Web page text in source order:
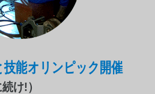
技能オリンピック開催
け!）